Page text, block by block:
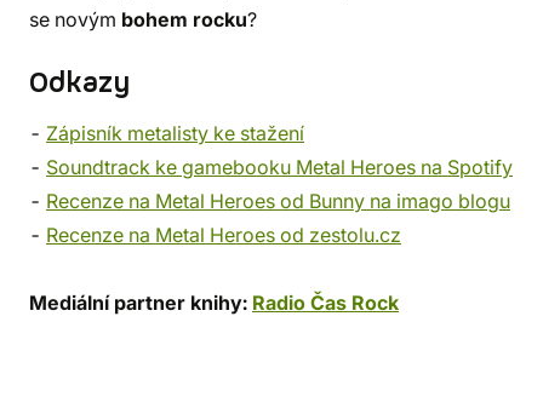
se novým bohem rocku?
Odkazy
- Zápisník metalisty ke stažení
- Soundtrack ke gamebooku Metal Heroes na Spotify
- Recenze na Metal Heroes od Bunny na imago blogu
- Recenze na Metal Heroes od zestolu.cz
Mediální partner knihy: Radio Čas Rock